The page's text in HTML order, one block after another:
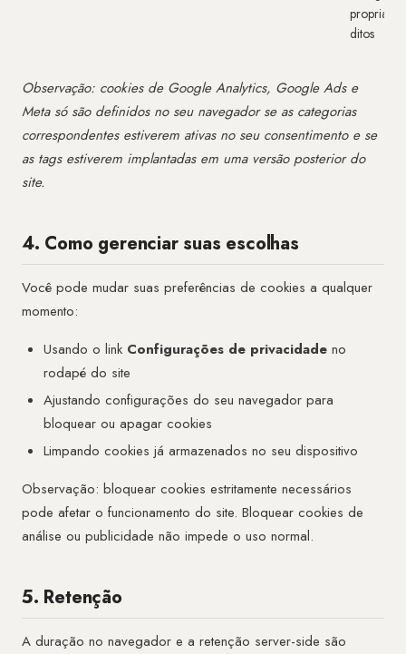
ditos
Observação: cookies de Google Analytics, Google Ads e
Meta só são definidos no seu navegador se as categorias
correspondentes estiverem ativas no seu consentimento e se
as tags estiverem implantadas em uma versão posterior do
site.
4. Como gerenciar suas escolhas
Você pode mudar suas preferências de cookies a qualquer
momento:
Usando o link Configurações de privacidade no
rodapé do site
Ajustando configurações do seu navegador para
bloquear ou apagar cookies
Limpando cookies já armazenados no seu dispositivo
Observação: bloquear cookies estritamente necessários
pode afetar o funcionamento do site. Bloquear cookies de
análise ou publicidade não impede o uso normal.
5. Retenção
A duração no navegador e a retenção server-side são